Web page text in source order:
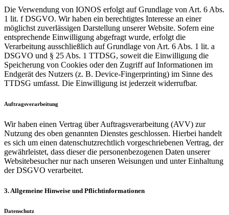
Die Verwendung von IONOS erfolgt auf Grundlage von Art. 6 Abs.
1 lit. f DSGVO. Wir haben ein berechtigtes Interesse an einer
möglichst zuverlässigen Darstellung unserer Website. Sofern eine
entsprechende Einwilligung abgefragt wurde, erfolgt die
Verarbeitung ausschließlich auf Grundlage von Art. 6 Abs. 1 lit. a
DSGVO und § 25 Abs. 1 TTDSG, soweit die Einwilligung die
Speicherung von Cookies oder den Zugriff auf Informationen im
Endgerät des Nutzers (z. B. Device-Fingerprinting) im Sinne des
TTDSG umfasst. Die Einwilligung ist jederzeit widerrufbar.
Auftragsverarbeitung
Wir haben einen Vertrag über Auftragsverarbeitung (AVV) zur
Nutzung des oben genannten Dienstes geschlossen. Hierbei handelt
es sich um einen datenschutzrechtlich vorgeschriebenen Vertrag, der
gewährleistet, dass dieser die personenbezogenen Daten unserer
Websitebesucher nur nach unseren Weisungen und unter Einhaltung
der DSGVO verarbeitet.
3. Allgemeine Hinweise und Pflicht­informationen
Datenschutz